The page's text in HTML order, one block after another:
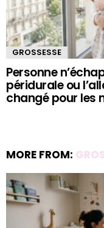
GROSSESSE
Personne
péridurale ou
changé pour les
MORE FROM: